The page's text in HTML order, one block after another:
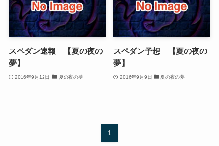
スペダン速報 【夏の夜の
夢】
2016年9月12日 夏の夜の夢
スペダン予想 【夏の夜の
夢】
2016年9月9日 夏の夜の夢
1